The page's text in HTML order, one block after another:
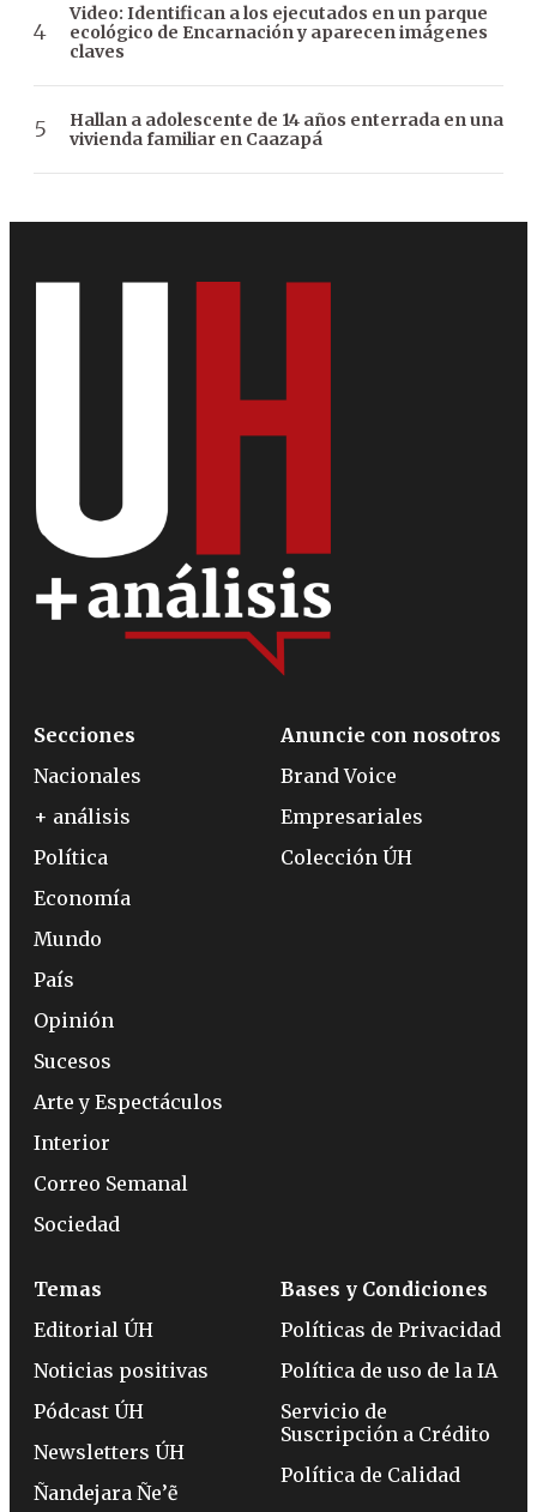
Video: Identifican a los ejecutados en un parque
ecológico de Encarnación y aparecen imágenes
claves
Hallan a adolescente de 14 años enterrada en una
vivienda familiar en Caazapá
Secciones
Nacionales
+ análisis
Política
Economía
Mundo
País
Opinión
Sucesos
Arte y Espectáculos
Interior
Correo Semanal
Sociedad
Anuncie con nosotros
Brand Voice
Empresariales
Colección ÚH
Temas
Editorial ÚH
Noticias positivas
Pódcast ÚH
Newsletters ÚH
Ñandejara Ñe’ẽ
Bases y Condiciones
Políticas de Privacidad
Política de uso de la IA
Servicio de
Suscripción a Crédito
Política de Calidad